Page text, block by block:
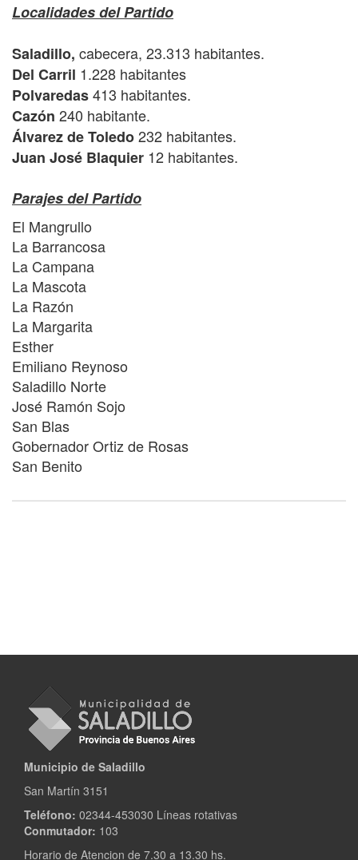
Localidades del Partido
Saladillo, cabecera, 23.313 habitantes.
Del Carril 1.228 habitantes
Polvaredas413 habitantes.
Cazón 240 habitante.
Álvarez de Toledo232 habitantes.
Juan José Blaquier 12 habitantes.
Parajes del Partido
El Mangrullo
La Barrancosa
La Campana
La Mascota
La Razón
La Margarita
Esther
Emiliano Reynoso
Saladillo Norte
José Ramón Sojo
San Blas
Gobernador Ortiz de Rosas
San Benito
Municipio de Saladillo
San Martín 3151
Teléfono: 02344-453030 Líneas rotativas
Conmutador: 103
Horario de Atencion de 7.30 a 13.30 hs.